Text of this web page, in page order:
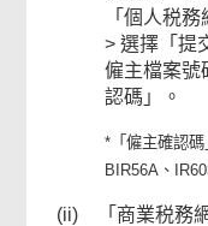
「個人税
> 選擇「提
僱主檔案號
認碼」。
*「僱主確認
BIR56A、
(ii) 「商業税務網